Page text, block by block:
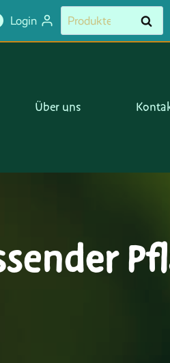
Login
Suchen
nach:
Suchen
Über uns